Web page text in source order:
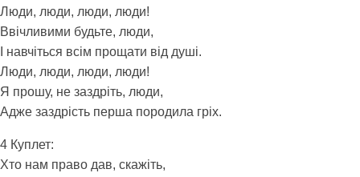
Люди, люди, люди, люди!
Ввічливими будьте, люди,
І навчіться всім прощати від душі.
Люди, люди, люди, люди!
Я прошу, не заздріть, люди,
Адже заздрість перша породила гріх.
4 Куплет:
Хто нам право дав, скажіть,